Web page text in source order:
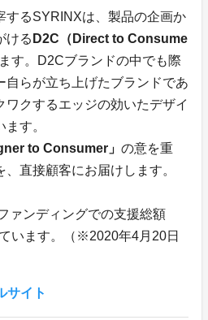
するSYRINXは、製品の企画か
ける D2C（Direct to Consume
す。D2Cブランドの中でも際
自らが立ち上げたブランドであ
ワクするエッジの効いたデザイ
す。
to Consumer」 の意を重
直接顧客にお届けします。
ァンディングでの支援総額
います。（※2020年4月20日
サイト